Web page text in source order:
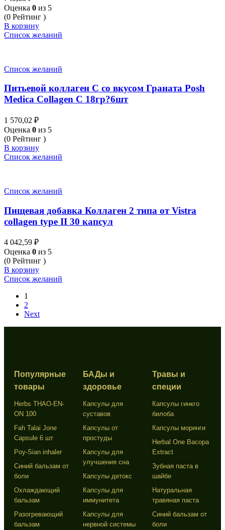
Оценка 0 из 5
(0 Рейтинг )
В корзину
Список желаний
Список желаний
Питьевой коллаген С со вкусом Граната Posh
Medica Collagen C 18гр?6шт
1 570,02 ₽
Оценка 0 из 5
(0 Рейтинг )
В корзину
Список желаний
Список желаний
Пищевая добавка Коллаген 2 типа от Vistra
collagen type II 30 капсул
4 042,59 ₽
Оценка 0 из 5
(0 Рейтинг )
В корзину
Список желаний
1
2
Next
Популярные
товары
Herbs THAO-EN-
ON 100
Fah Talai Jone
Capsule 6 шт
Poy-Sian inhaler
Синий бальзам от
боли
Охлаждающий
бальзам
Разогревающий
бальзам
БАДы и
здоровье
Капсулы для
суставов
Капсулы от
простуды
Капсулы для
улучшения сна
Капсулы детокс
Капсулы для
иммунитета
Капсулы для
нервной системы
Травы и
специи
Капсулы гинкго
билоба
Капсулы моринги
Herbal One Bacopa
Extract
Зубная паста в
шайбе
Натуральная
травяная паста
Синий бальзам от
боли